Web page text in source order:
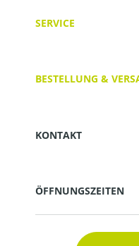
SERVICE
BESTELLUNG &
KONTAKT
ÖFFNUNGSZEITEN